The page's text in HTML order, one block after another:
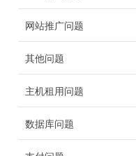
网站推广问题
其他问题
主机租用问题
数据库问题